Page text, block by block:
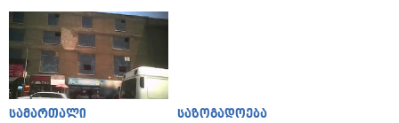
სამართალი საზოგადოება